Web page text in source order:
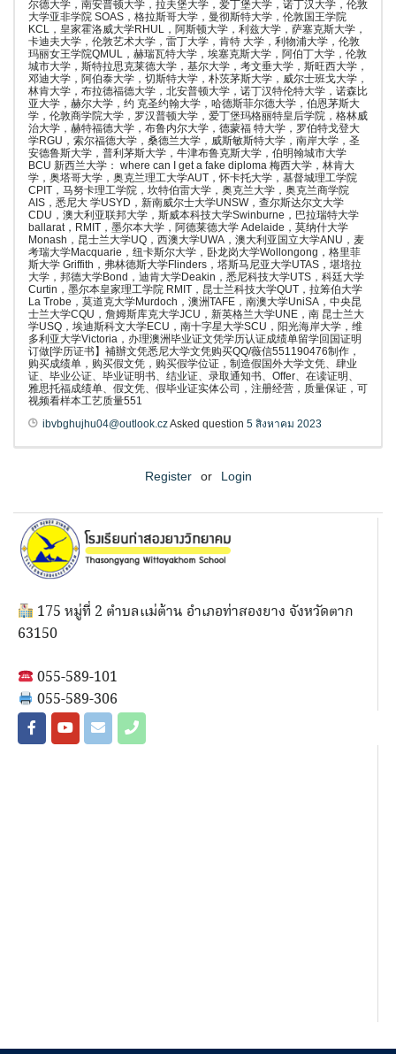
尔德大学，南安普顿大学，拉夫堡大学，爱丁堡大学，诺丁汉大学，伦敦
大学亚非学院 SOAS，格拉斯哥大学，曼彻斯特大学，伦敦国王学院
KCL，皇家霍洛威大学RHUL，阿斯顿大学，利兹大学，萨塞克斯大学，
卡迪夫大学，伦敦艺术大学，雷丁大学，肯特 大学，利物浦大学，伦敦
玛丽女王学院QMUL，赫瑞瓦特大学，埃塞克斯大学，阿伯丁大学，伦敦
城市大学，斯特拉思克莱德大学，基尔大学，考文垂大学，斯旺西大学，
邓迪大学，阿伯泰大学，切斯特大学，朴茨茅斯大学，威尔士班戈大学，
林肯大学，布拉德福德大学，北安普顿大学，诺丁汉特伦特大学，诺森比
亚大学，赫尔大学，约 克圣约翰大学，哈德斯菲尔德大学，伯恩茅斯大
学，伦敦商学院大学，罗汉普顿大学，爱丁堡玛格丽特皇后学院，格林威
治大学，赫特福德大学，布鲁内尔大学，德蒙福 特大学，罗伯特戈登大
学RGU，索尔福德大学，桑德兰大学，威斯敏斯特大学，南岸大学，圣
安德鲁斯大学，普利茅斯大学，牛津布鲁克斯大学，伯明翰城市大学
BCU 新西兰大学： where can I get a fake diploma 梅西大学，林肯大
学，奥塔哥大学，奥克兰理工大学AUT，怀卡托大学，基督城理工学院
CPIT，马努卡理工学院，坎特伯雷大学，奥克兰大学，奥克兰商学院
AIS，悉尼大 学USYD，新南威尔士大学UNSW，查尔斯达尔文大学
CDU，澳大利亚联邦大学，斯威本科技大学Swinburne，巴拉瑞特大学
ballarat，RMIT，墨尔本大学，阿德莱德大学 Adelaide，莫纳什大学
Monash，昆士兰大学UQ，西澳大学UWA，澳大利亚国立大学ANU，麦
考瑞大学Macquarie，纽卡斯尔大学，卧龙岗大学Wollongong，格里菲
斯大学 Griffith，弗林德斯大学Flinders，塔斯马尼亚大学UTAS，堪培拉
大学，邦德大学Bond，迪肯大学Deakin，悉尼科技大学UTS，科廷大学
Curtin，墨尔本皇家理工学院 RMIT，昆士兰科技大学QUT，拉筹伯大学
La Trobe，莫道克大学Murdoch，澳洲TAFE，南澳大学UniSA，中央昆
士兰大学CQU，詹姆斯库克大学JCU，新英格兰大学UNE，南 昆士兰大
学USQ，埃迪斯科文大学ECU，南十字星大学SCU，阳光海岸大学，维
多利亚大学Victoria，办理澳洲毕业证文凭学历认证成绩单留学回国证明
订做[学历证书】補辦文凭悉尼大学文凭购买QQ/薇信551190476制作，
购买成绩单，购买假文凭，购买假学位证，制造假国外大学文凭、肆业
证、毕业公证、毕业证明书、结业证、录取通知书、Offer、在读证明、
雅思托福成绩单、假文凭、假毕业证实体公司，注册经营，质量保证，可
视频看样本工艺质量551
ibvbghujhu04@outlook.czAsked question 5 สิงหาคม 2023
Register or Login
175 หมู่ที่ 2 ตำบลแม่ต้าน อำเภอท่าสองยาง จังหวัดตาก
63150
055-589-101
055-589-306